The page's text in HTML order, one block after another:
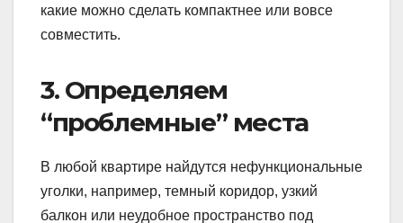
какие можно сделать компактнее или вовсе
совместить.
3. Определяем
“проблемные” места
В любой квартире найдутся нефункциональные
уголки, например, темный коридор, узкий
балкон или неудобное пространство под